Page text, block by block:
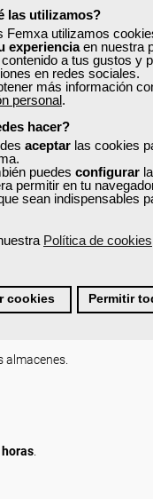
las utilizamos?
Femxa utilizamos
experienciaen nuestra
a tus gustos y
en redes sociales.
más información
personal.
hacer?
aceptar las cookies
puedes configurar
permitir en tu
sean indispensables
Política de cookies
cookies Permitir
los recursos humanos
la empresa.
almacenes.